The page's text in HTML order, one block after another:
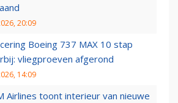
20:09
Boeing 737 MAX 10 stap
vliegproeven afgerond
14:09
Airlines toont interieur van nieuwe